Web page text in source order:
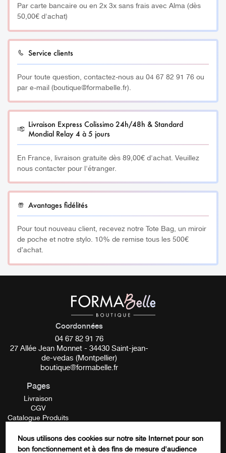
Ces Gels de Couleur sont dotés d’une couvrance
maximale et d’une brillance extrême, s’utilisent sur ongles
artificiels.
UV de finition pour un TRAVAIL EXPRESS !
Une homogénéité et une couvrance parfaite, déclinés
dans différents coloris les plus tendances.
Auto-lissant, facile et agréable à appliquer, très stable, ne
déborde pas sur l’ongle ni dans les cuticules.
Grande stabilité de la matière permettant de travailler la
main entière avant catalyse pour un gain de temps.
Ces gels sont des “GELS PAINTS” idéals pour le Nail Art
ou décoration des ongles.
Les Gels de Couleur GEL LAQUE® sont compatibles UV et
UV/LED
Gel Laque Candy Cake Ref: GL36
Conditionnement 5g.
_________
Précautions:
Conservez à l’abri de la lumière
Éloignez vos pots et pinceaux de la lampe lorsque celle-ci
est allumée
cas de contact, rincer abondamment à l’eau claire. Irritant
pour les yeux. Tenir hors de portée des enfants. Lire
attentivement le mode d’utilisation. Pour adulte
Par carte bancaire ou en 2x 3x sans frais avec Alma (dès
50,00€ d'achat)
Service clients
Pour toute question, contactez-nous au 04 67 82 91 76 ou
par e-mail (boutique@formabelle.fr).
Livraison Express Colissimo 24h/48h & Standard
Mondial Relay 4 à 5 jours
En France, livraison gratuite dès 89,00€ d'achat. Veuillez
nous contacter pour l'étranger.
Avantages fidélités
Pour tout nouveau client, recevez notre Tote Bag, un miroir
de poche et notre stylo. 10% de remise tous les 500€
d’achat.
Coordonnées
04 67 82 91 76
27 Allée Jean Monnet - 34430 Saint-jean-
de-vedas (Montpellier)
boutique@formabelle.fr
Pages
Livraison
CGV
Catalogue Produits
Contactez-nous
FORMATION
Nous utilisons des cookies sur notre site Internet pour son
bon fonctionnement et à des fins de mesure d'audience